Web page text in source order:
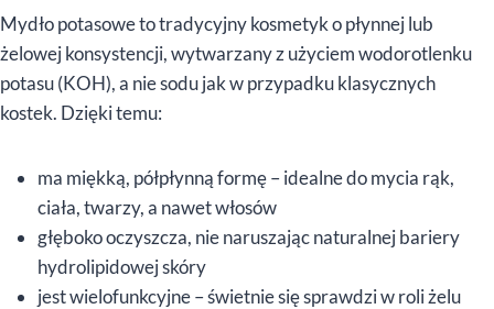
Mydło potasowe to tradycyjny kosmetyk o płynnej lub
żelowej konsystencji, wytwarzany z użyciem wodorotlenku
potasu (KOH), a nie sodu jak w przypadku klasycznych
kostek. Dzięki temu:
ma miękką, półpłynną formę – idealne do mycia rąk,
ciała, twarzy, a nawet włosów
głęboko oczyszcza, nie naruszając naturalnej bariery
hydrolipidowej skóry
jest wielofunkcyjne – świetnie się sprawdzi w roli żelu